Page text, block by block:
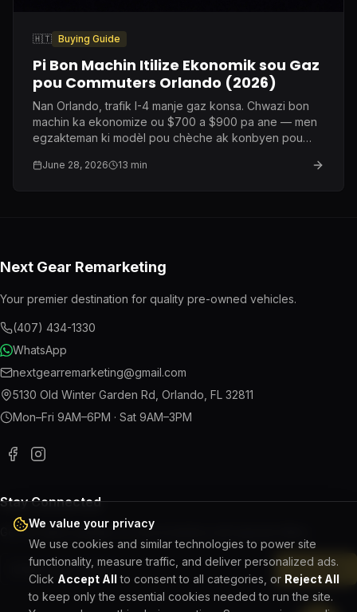
🇭🇹 Buying Guide
Pi Bon Machin Itilize Ekonomik sou Gaz
pou Commuters Orlando (2026)
Nan Orlando, trafik I-4 manje gaz konsa. Chwazi bon
machin ka ekonomize ou $700 a $900 pa ane — men
egzakteman ki modèl pou chèche ak konbyen pou
June 28, 2026 13 min
Next Gear Remarketing
Your premier destination for quality pre-owned vehicles.
(407) 434-1330
WhatsApp
nextgearremarketing@gmail.com
5130 Old Winter Garden Rd Orlando FL 32811
Mon–Fri 9AM–6PM · Sat 9AM–3PM
Stay Connected
Get the latest updates on new inventory and special offers.
Subscribe
We value your privacy
We use cookies and similar technologies to power site
functionality, measure traffic, and deliver personalized ads.
Click Accept All to consent to all categories, or Reject All
to keep only the essential cookies needed to run the site.